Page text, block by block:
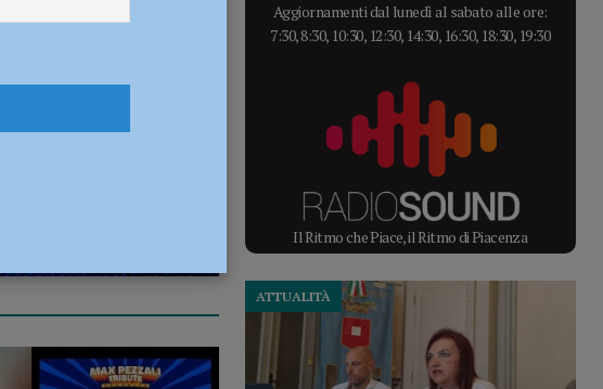
Aggiornamenti dal lunedì al sabato alle ore:
7:30, 8:30, 10:30, 12:30, 14:30, 16:30, 18:30, 19:30
Il Ritmo che Piace, il Ritmo di Piacenza
ATTUALITÀ